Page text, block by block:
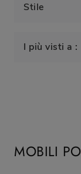
Stile
I più visti a :
MOBILI